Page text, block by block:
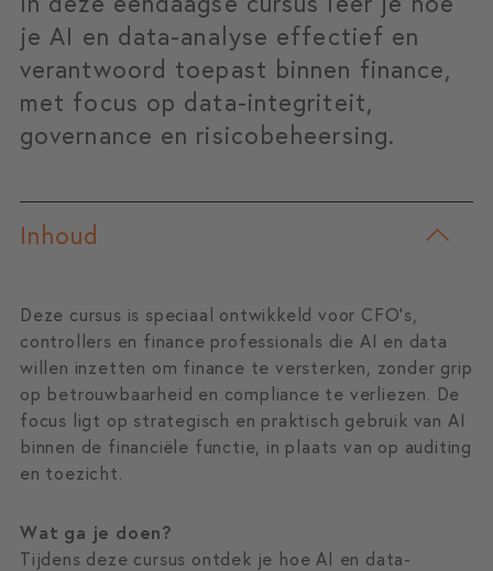
je AI en data-analyse effectief en
verantwoord toepast binnen finance,
met focus op data-integriteit,
governance en risicobeheersing.
Inhoud
Deze cursus is speciaal ontwikkeld voor CFO’s,
controllers en finance professionals die AI en data
willen inzetten om finance te versterken, zonder grip
op betrouwbaarheid en compliance te verliezen. De
focus ligt op strategisch en praktisch gebruik van AI
binnen de financiële functie, in plaats van op auditing
en toezicht.
Wat ga je doen?
Tijdens deze cursus ontdek je hoe AI en data-